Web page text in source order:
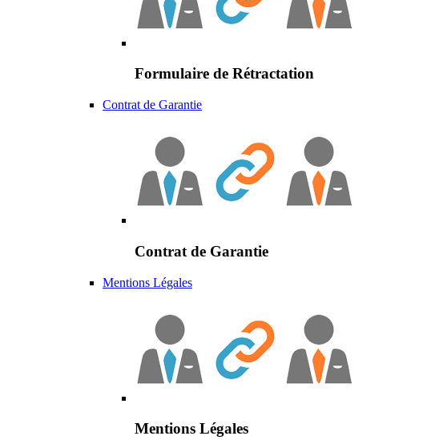
Formulaire de Rétractation
Contrat de Garantie
Contrat de Garantie
Mentions Légales
Mentions Légales